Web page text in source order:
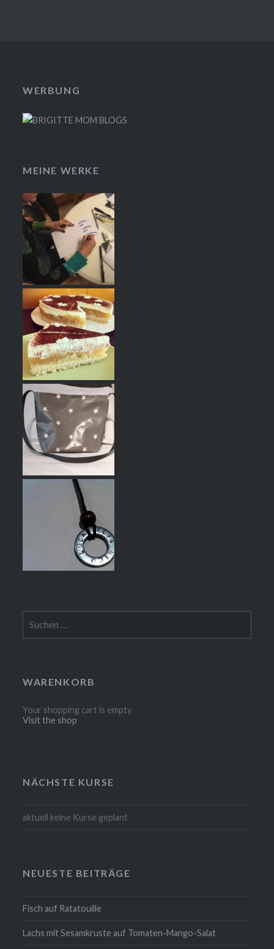
WERBUNG
MEINE WERKE
nach:
WARENKORB
Your shopping cart is empty
Visit the shop
NÄCHSTE KURSE
aktuell keine Kurse geplant
NEUESTE BEITRÄGE
Fisch auf Ratatouille
Lachs mit Sesamkruste auf Tomaten-Mango-Salat